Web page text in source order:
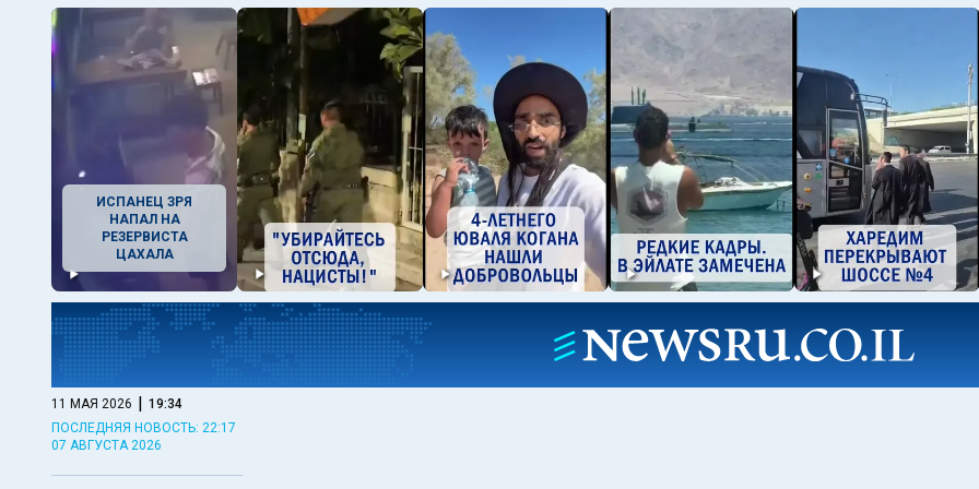
ИСПАНЕЦ ЗРЯ
НАПАЛ НА
РЕЗЕРВИСТА
ЦАХАЛА
11 МАЯ 2026 | 19:34
ПОСЛЕДНЯЯ НОВОСТЬ: 22:17
07 АВГУСТА 2026